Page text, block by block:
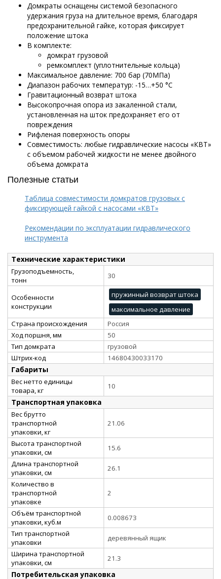
Домкраты оснащены системой безопасного
удержания груза на длительное время, благодаря
предохранительной гайке, которая фиксирует
положение штока
В комплекте:
домкрат грузовой
ремкомплект (уплотнительные кольца)
Максимальное давление: 700 бар (70МПа)
Диапазон рабочих температур: -15…+50 °С
Гравитационный возврат штока
Высокопрочная опора из закаленной стали,
установленная на шток предохраняет его от
повреждения
Рифленая поверхность опоры
Совместимость: любые гидравлические насосы «КВТ»
с объемом рабочей жидкости не менее двойного
объема домкрата
Полезные статьи
Таблица совместимости домкратов грузовых с
фиксирующей гайкой с насосами «КВТ»
Рекомендации по эксплуатации гидравлического
инструмента
Технические характеристики
Грузоподъемность,
тонн
30
Особенности
конструкции
пружинный возврат штока
максимальное давление
Страна происхождения
Россия
Ход поршня, мм
50
Тип домкрата
грузовой
Штрих-код
14680430033170
Габариты
Вес нетто единицы
товара, кг
10
Транспортная упаковка
Вес брутто
транспортной
упаковки, кг
21.06
Высота транспортной
упаковки, см
15.6
Длина транспортной
упаковки, см
26.1
Количество в
транспортной
упаковке
2
Объём транспортной
упаковки, куб.м
0.008673
Тип транспортной
упаковки
деревянный ящик
Ширина транспортной
упаковки, см
21.3
Потребительская упаковка